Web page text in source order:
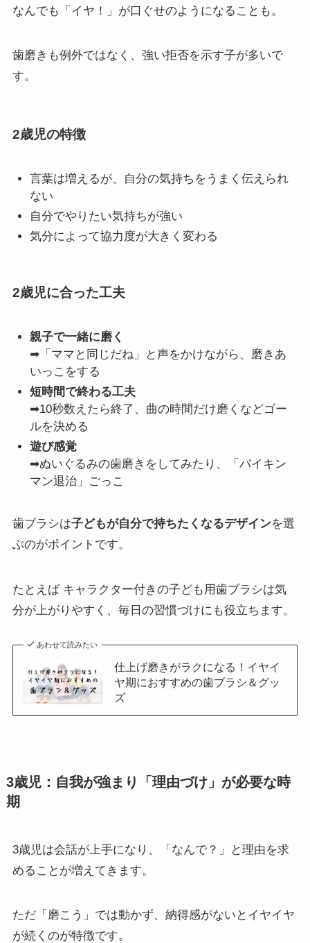
なんでも「イヤ！」が口ぐせのようになることも。
歯磨きも例外ではなく、強い拒否を示す子が多いで
す。
2歳児の特徴
言葉は増えるが、自分の気持ちをうまく伝えられ
ない
自分でやりたい気持ちが強い
気分によって協力度が大きく変わる
2歳児に合った工夫
親子で一緒に磨く
➡「ママと同じだね」と声をかけながら、磨きあ
いっこをする
短時間で終わる工夫
➡10秒数えたら終了、曲の時間だけ磨くなどゴー
ルを決める
遊び感覚
➡ぬいぐるみの歯磨きをしてみたり、「バイキン
マン退治」ごっこ
歯ブラシは子どもが自分で持ちたくなるデザインを選
ぶのがポイントです。
たとえば キャラクター付きの子ども用歯ブラシは気
分が上がりやすく、毎日の習慣づけにも役立ちます。
あわせて読みたい
仕上げ磨きがラクになる！イヤイ
ヤ期におすすめの歯ブラシ＆グッ
ズ
3歳児：自我が強まり「理由づけ」が必要な時
期
3歳児は会話が上手になり、「なんで？」と理由を求
めることが増えてきます。
ただ「磨こう」では動かず、納得感がないとイヤイヤ
が続くのが特徴です。